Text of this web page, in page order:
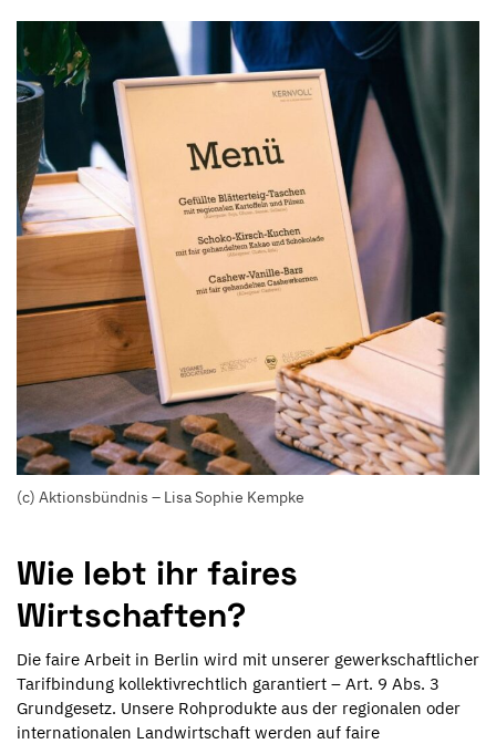
(c) Aktionsbündnis – Lisa Sophie Kempke
Wie lebt ihr faires
Wirtschaften?
Die faire Arbeit in Berlin wird mit unserer gewerkschaftlicher
Tarifbindung kollektivrechtlich garantiert – Art. 9 Abs. 3
Grundgesetz. Unsere Rohprodukte aus der regionalen oder
internationalen Landwirtschaft werden auf faire